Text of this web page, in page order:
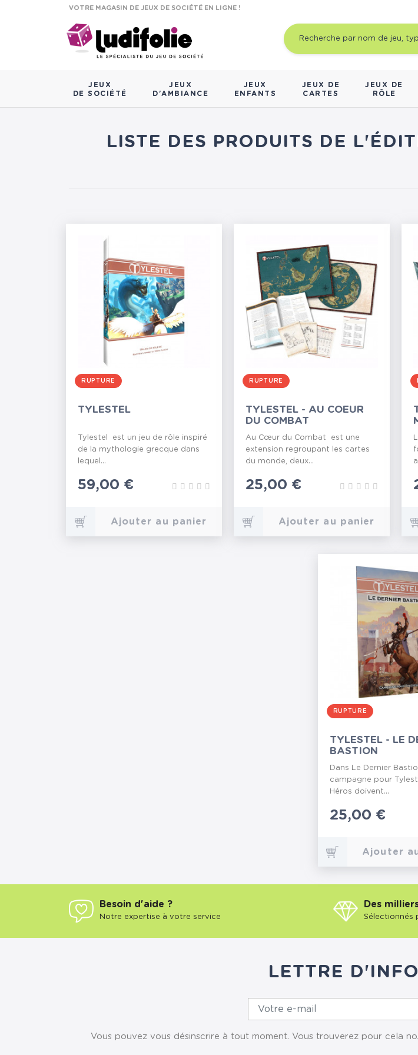
VOTRE MAGASIN DE JEUX DE SOCIÉTÉ EN LIGNE !
JEUX
DE SOCIÉTÉ
JEUX
D'AMBIANCE
JEUX
ENFANTS
JEUX DE
CARTES
JEUX DE
RÔLE
LISTE DES PRODUITS DE
RUPTURE
TYLESTEL
Tylestel est un jeu de rôle inspiré
de la mythologie grecque dans
lequel...
Prix
59,00 €
Ajouter au panier
RUPTURE
TYLESTEL - AU COEUR
DU COMBAT
Au Cœur du Combat est une
extension regroupant les cartes
du monde, deux...
Prix
25,00 €
Ajouter au panier
RUPTURE
TYLESTEL - LE
BASTION
Dans Le Dernier
campagne pour
Héros doivent...
Prix
25,00 €
Ajouter
Besoin d'aide ?
Notre expertise à votre service
Des
Sélectionnés
LETTRE
Vous pouvez vous désinscrire à tout moment. Vous trouverez pour cela